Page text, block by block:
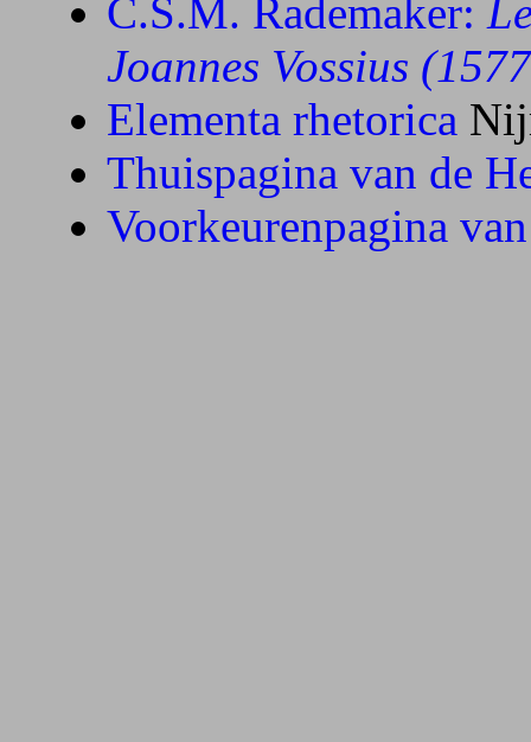
C.S.M. Rademaker:
Joannes Vossius
Elementa rhetorica
Thuispagina van de
Voorkeurenpagina